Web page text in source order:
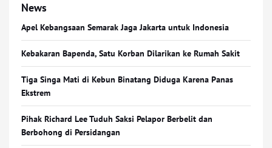
News
Apel Kebangsaan Semarak Jaga Jakarta untuk Indonesia
Kebakaran Bapenda, Satu Korban Dilarikan ke Rumah Sakit
Tiga Singa Mati di Kebun Binatang Diduga Karena Panas
Ekstrem
Pihak Richard Lee Tuduh Saksi Pelapor Berbelit dan
Berbohong di Persidangan